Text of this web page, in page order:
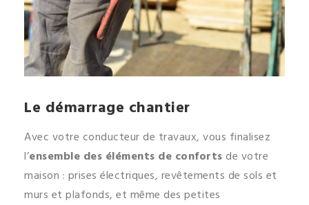
Le démarrage chantier
Avec votre conducteur de travaux, vous finalisez
l’ensemble des éléments de confortsde votre
maison : prises électriques, revêtements de sols et
murs et plafonds, et même des petites